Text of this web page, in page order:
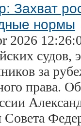
Захват
нормы
2026
судов,
за
права.
Совета